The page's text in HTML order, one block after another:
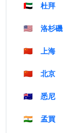
🇦🇪 杜拜
🇺🇸 洛杉磯
🇨🇳 上海
🇨🇳 北京
🇦🇺 悉尼
🇮🇳 孟買